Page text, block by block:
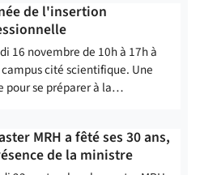
de l'insertion
16 novembre de 10h à 17h à
cité scientifique. Une
pour se préparer à la…
MRH a fêté ses 30 ans,
de la ministre